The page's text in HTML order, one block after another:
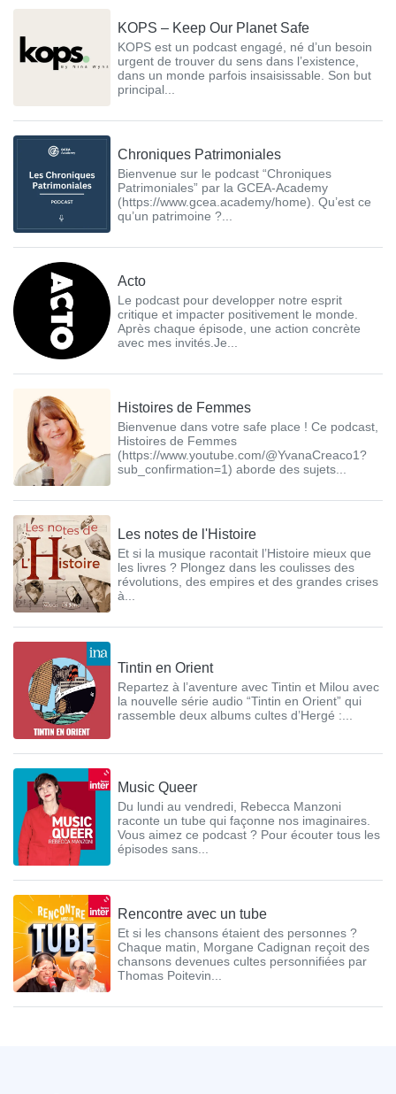
KOPS – Keep Our Planet Safe
KOPS est un podcast engagé, né d’un besoin
urgent de trouver du sens dans l’existence,
dans un monde parfois insaisissable. Son but
principal...
Chroniques Patrimoniales
Bienvenue sur le podcast “Chroniques
Patrimoniales” par la GCEA-Academy
(https://www.gcea.academy/home). Qu’est ce
qu’un patrimoine ?...
Acto
Le podcast pour developper notre esprit
critique et impacter positivement le monde.
Après chaque épisode, une action concrète
avec mes invités.Je...
Histoires de Femmes
Bienvenue dans votre safe place ! Ce podcast,
Histoires de Femmes
(https://www.youtube.com/@YvanaCreaco1?
sub_confirmation=1) aborde des sujets...
Les notes de l'Histoire
Et si la musique racontait l’Histoire mieux que
les livres ? Plongez dans les coulisses des
révolutions, des empires et des grandes crises
à...
Tintin en Orient
Repartez à l’aventure avec Tintin et Milou avec
la nouvelle série audio “Tintin en Orient” qui
rassemble deux albums cultes d’Hergé :...
Music Queer
Du lundi au vendredi, Rebecca Manzoni
raconte un tube qui façonne nos imaginaires.
Vous aimez ce podcast ? Pour écouter tous les
épisodes sans...
Rencontre avec un tube
Et si les chansons étaient des personnes ?
Chaque matin, Morgane Cadignan reçoit des
chansons devenues cultes personnifiées par
Thomas Poitevin...